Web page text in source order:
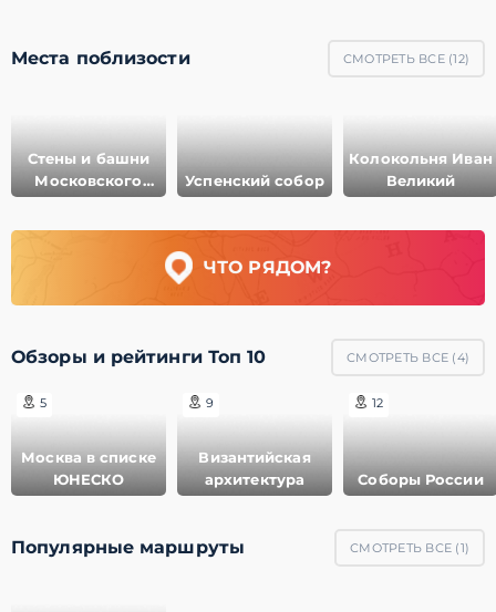
Места поблизости СМОТРЕТЬ ВСЕ (12)
Стены и башни
Московского
Кремля
Успенский собор
Колокольня Иван
Великий
ЧТО РЯДОМ?
Обзоры и рейтинги Топ 10 СМОТРЕТЬ ВСЕ (4)
5
Москва в списке
ЮНЕСКО
9
Византийская
архитектура
12
Соборы России
Популярные маршруты СМОТРЕТЬ ВСЕ (1)